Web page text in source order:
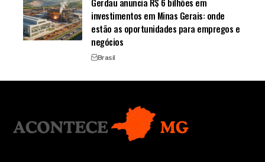
investimentos em Minas Gerais: onde
estão as oportunidades para empregos e
negócios
Brasil